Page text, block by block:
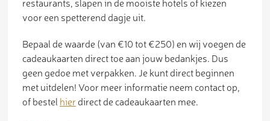
voor een spetterend dagje uit.
Bepaal de waarde (van €10 tot €250) en wij voegen de
cadeaukaarten direct toe aan jouw bedankjes. Dus
geen gedoe met verpakken. Je kunt direct beginnen
met uitdelen! Voor meer informatie neem contact op,
of bestel hierdirect de cadeaukaarten mee.